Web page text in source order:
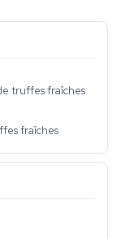
truffes fraîches
fraîches